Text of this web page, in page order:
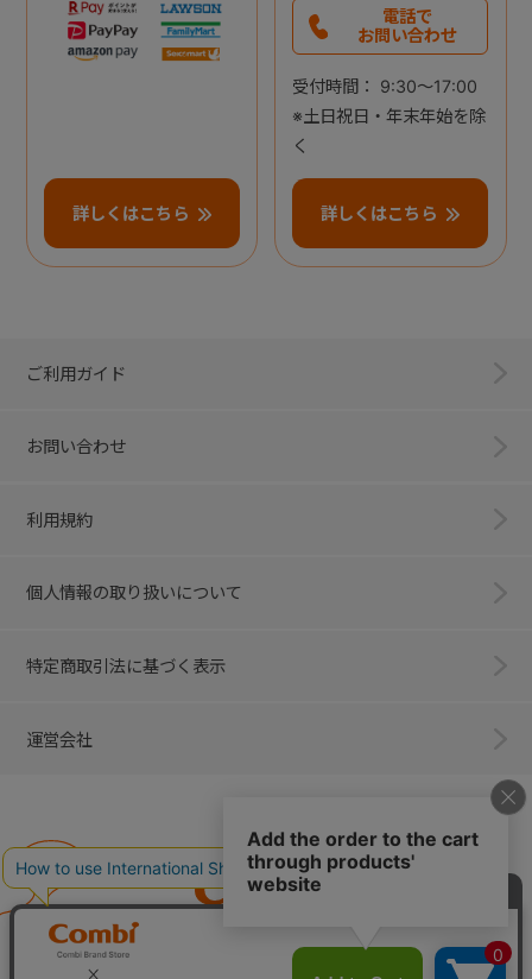
詳しくはこちら
電話で
お問い合わせ
受付時間： 9:30～17:00
※土日祝日・年末年始を除
く
詳しくはこちら
ご利用ガイド
お問い合わせ
利用規約
個人情報の取り扱いについて
特定商取引法に基づく表示
運営会社
子育てに、イノベーションを。